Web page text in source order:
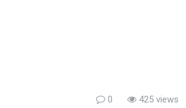
0 425 views